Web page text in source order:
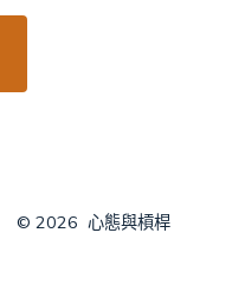
© 2026 心態與槓桿